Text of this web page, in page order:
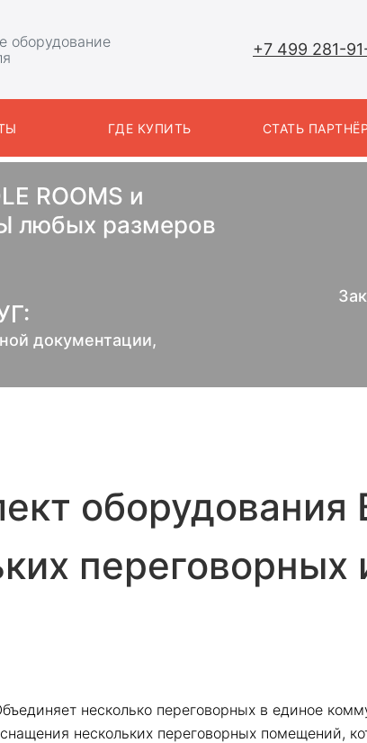
оборудование
+7 499 281-
ГДЕ КУПИТЬ СТАТЬ
ROOMS и
размеров
документации,
оборудования
переговорных
несколько переговорных в единое
нескольких переговорных помещений,